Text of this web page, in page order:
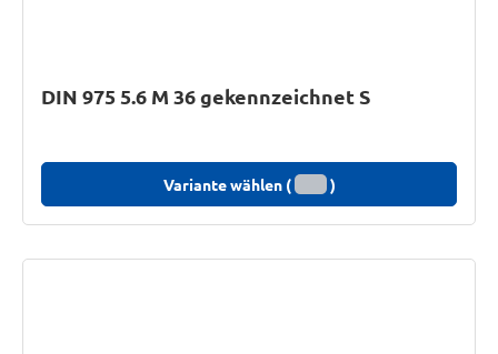
DIN 975 5.6 M 36 gekennzeichnet S
Variante wählen ( )